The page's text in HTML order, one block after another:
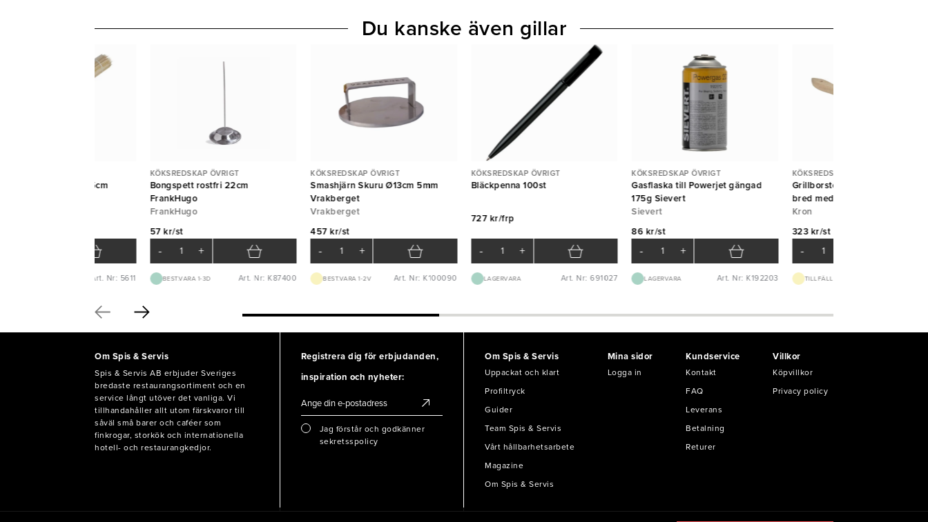
bambu Pure 15cm
Art. Nr: 5611
KÖKSREDSKAP ÖVRIGT
Bongspett rostfri 22cm
FrankHugo
FrankHugo
57 kr/st
- +
BEST.VARA 1-3D Art. Nr: K87400
KÖKSREDSKAP ÖVRIGT
Smashjärn Skuru Ø13cm 5mm
Vrakberget
Vrakberget
457 kr/st
- +
BEST.VARA 1-2V Art. Nr: K100090
KÖKSREDSKAP ÖVRIGT
Bläckpenna 100st
727 kr/frp
- +
LAGERVARA Art. Nr: 691027
KÖKSREDSKAP ÖVRIGT
Gasflaska till Powerjet gängad
175g Sievert
Sievert
86 kr/st
- +
LAGERVARA Art. Nr: K192203
KÖKSREDSKAP ÖVRIGT
Grillborste huggblocksborste
bred med handtag
Kron
323 kr/st
-
TILLFÄLLIGT SLUT
Du kanske även gillar
Om Spis & Servis
Spis & Servis AB erbjuder Sveriges
bredaste restaurangsortiment och en
service långt utöver det vanliga. Vi
tillhandahåller allt utom färskvaror till
såväl små barer och caféer som
finkrogar, storkök och internationella
hotell- och restaurangkedjor.
Registrera dig för erbjudanden,
inspiration och nyheter:
Jag förstår och godkänner
sekretsspolicy
Om Spis & Servis
Uppackat och klart
Profiltryck
Guider
Team Spis & Servis
Vårt hållbarhetsarbete
Magazine
Om Spis & Servis
Mina sidor
Logga in
Kundservice
Kontakt
FAQ
Leverans
Betalning
Returer
Villkor
Köpvillkor
Privacy policy